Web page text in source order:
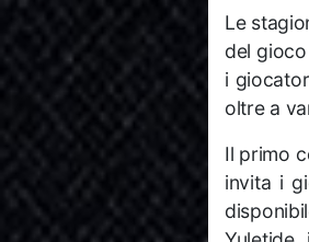
Le
del
i
oltre a
Il primo
invita i